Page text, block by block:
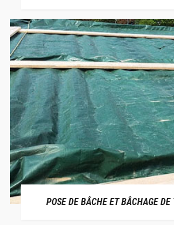
POSE DE BÂCHE ET BÂCHAGE DE